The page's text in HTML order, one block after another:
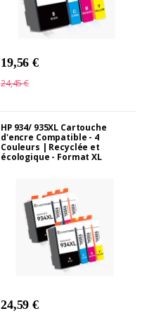
19,56 €
24,45 €
HP 934/ 935XL Cartouche
d'encre Compatible - 4
Couleurs | Recyclée et
écologique - Format XL
24,59 €